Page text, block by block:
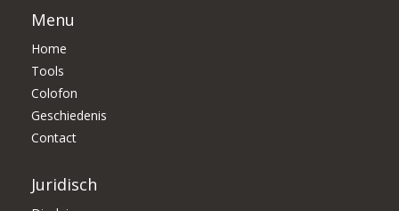
Menu
Home
Tools
Colofon
Geschiedenis
Contact
Juridisch